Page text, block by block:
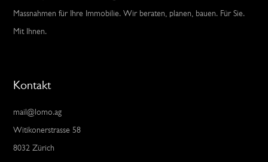
Massnahmen für Ihre Immobilie. Wir beraten, planen, bauen. Für Sie.
Mit Ihnen.
Kontakt
mail@lomo.ag
Witikonerstrasse 58
8032 Zürich